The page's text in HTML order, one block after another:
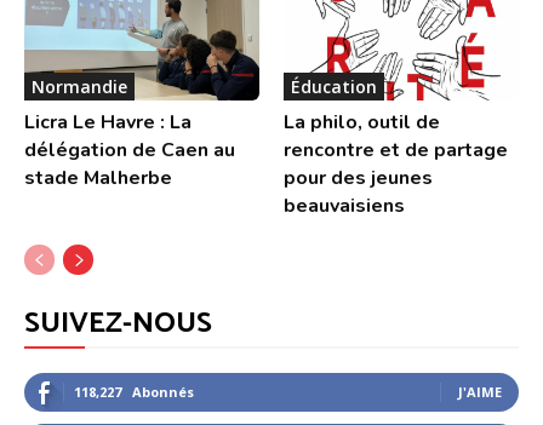
Normandie
Licra Le Havre : La
délégation de Caen au
stade Malherbe
Éducation
La philo, outil de
rencontre et de partage
pour des jeunes
beauvaisiens
SUIVEZ-NOUS
118,227 Abonnés J'AIME